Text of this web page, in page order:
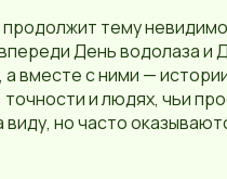
тему
День водолаза и
вместе с ними —
точности и людях, чьи
но часто